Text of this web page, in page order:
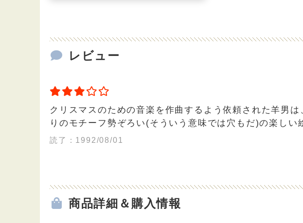
レビュー
クリスマスのための音楽を作曲するよう依頼された羊男
りのモチーフ勢ぞろい(そういう意味では穴もだ)の楽しい
読了：1992/08/01
商品詳細＆購入情報